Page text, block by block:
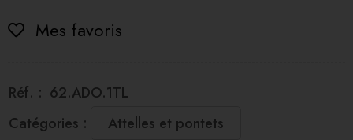
Mes favoris
Réf. : 62.ADO.1TL
Catégories :
Attelles et pontets